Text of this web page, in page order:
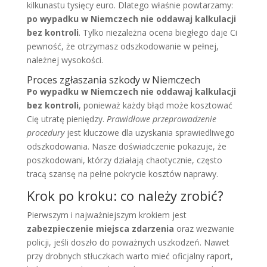
kilkunastu tysięcy euro. Dlatego właśnie powtarzamy:
po wypadku w Niemczech nie oddawaj kalkulacji
bez kontroli. Tylko niezależna ocena biegłego daje Ci
pewność, że otrzymasz odszkodowanie w pełnej,
należnej wysokości.
Proces zgłaszania szkody w Niemczech
Po wypadku w Niemczech nie oddawaj kalkulacji
bez kontroli, ponieważ każdy błąd może kosztować
Cię utratę pieniędzy. Prawidłowe przeprowadzenie
proceduryjest kluczowe dla uzyskania sprawiedliwego
odszkodowania. Nasze doświadczenie pokazuje, że
poszkodowani, którzy działają chaotycznie, często
tracą szansę na pełne pokrycie kosztów naprawy.
Krok po kroku: co należy zrobić?
Pierwszym i najważniejszym krokiem jest
zabezpieczenie miejsca zdarzenia oraz wezwanie
policji, jeśli doszło do poważnych uszkodzeń. Nawet
przy drobnych stłuczkach warto mieć oficjalny raport,